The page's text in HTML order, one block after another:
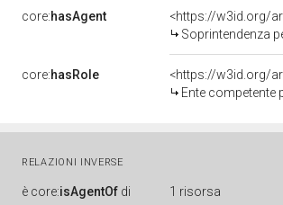
core:hasAgent
<https://w3id.org/
Soprintendenza
core:hasRole
<https://w3id.org/
Ente competente
RELAZIONI INVERSE
è core:isAgentOf di 1 risorsa